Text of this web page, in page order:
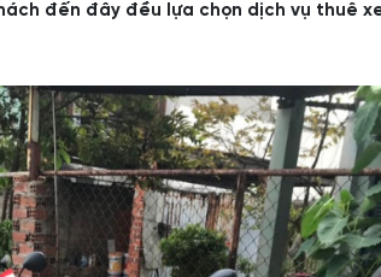
đến đây đều lựa chọn dịch vụ thuê